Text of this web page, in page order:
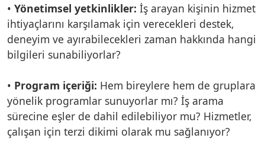
• Yönetimsel yetkinlikler: İş arayan kişinin hizmet
ihtiyaçlarını karşılamak için verecekleri destek,
deneyim ve ayırabilecekleri zaman hakkında hangi
bilgileri sunabiliyorlar?
• Program içeriği: Hem bireylere hem de gruplara
yönelik programlar sunuyorlar mı? İş arama
sürecine eşler de dahil edilebiliyor mu? Hizmetler,
çalışan için terzi dikimi olarak mu sağlanıyor?